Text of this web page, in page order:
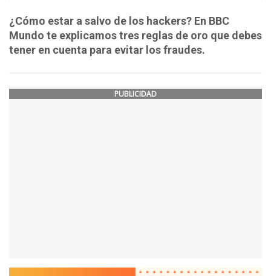
¿Cómo estar a salvo de los hackers? En BBC
Mundo te explicamos tres reglas de oro que debes
tener en cuenta para evitar los fraudes.
PUBLICIDAD